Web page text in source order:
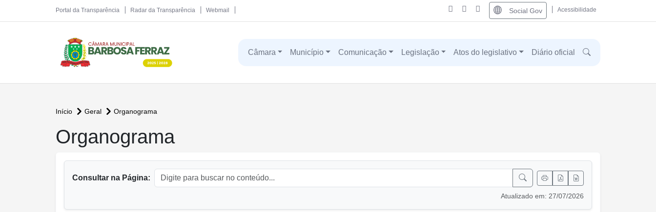
Portal da Transparência Radar da Transparência Webmail Social Gov Acessibilidade
Câmara Município Comunicação Legislação Atos do legislativo Diário oficial
Início Geral Organograma
conteúdo principalOrganograma
Consultar na Página:
Atualizado em: 27/07/2026